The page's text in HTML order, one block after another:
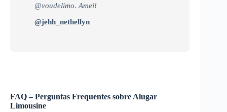
@voudelimo. Amei!
@jehh_nethellyn
FAQ – Perguntas Frequentes sobre Alugar
Limousine